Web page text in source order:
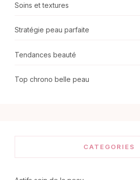
Soins et textures
Stratégie peau parfaite
Tendances beauté
Top chrono belle peau
CATEGORIES